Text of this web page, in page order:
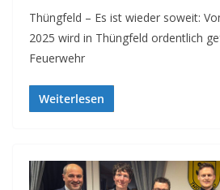
Thüngfeld – Es ist wieder soweit:
2025 wird in Thüngfeld ordentlich
Feuerwehr
Weiterlesen